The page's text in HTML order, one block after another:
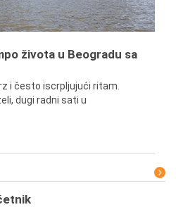
života u Beogradu sa
i često iscrpljujući ritam.
dugi radni sati u